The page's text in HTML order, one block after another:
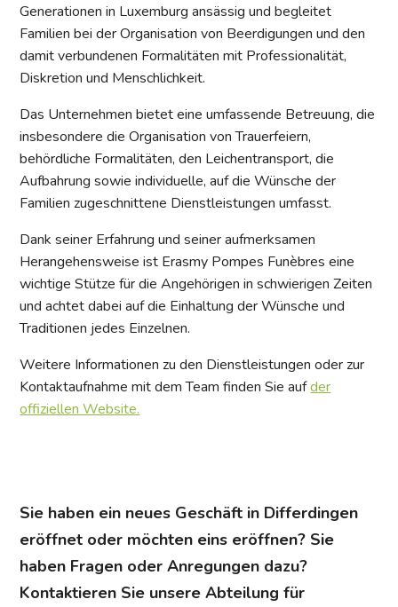
Generationen in Luxemburg ansässig und begleitet
Familien bei der Organisation von Beerdigungen und den
damit verbundenen Formalitäten mit Professionalität,
Diskretion und Menschlichkeit.
Das Unternehmen bietet eine umfassende Betreuung, die
insbesondere die Organisation von Trauerfeiern,
behördliche Formalitäten, den Leichentransport, die
Aufbahrung sowie individuelle, auf die Wünsche der
Familien zugeschnittene Dienstleistungen umfasst.
Dank seiner Erfahrung und seiner aufmerksamen
Herangehensweise ist Erasmy Pompes Funèbres eine
wichtige Stütze für die Angehörigen in schwierigen Zeiten
und achtet dabei auf die Einhaltung der Wünsche und
Traditionen jedes Einzelnen.
Weitere Informationen zu den Dienstleistungen oder zur
Kontaktaufnahme mit dem Team finden Sie aufder
offiziellen Website.
Sie haben ein neues Geschäft in Differdingen
eröffnet oder möchten eins eröffnen? Sie
haben Fragen oder Anregungen dazu?
Kontaktieren Sie unsere Abteilung für